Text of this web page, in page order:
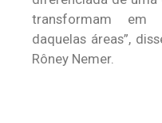
transformam em
daquelas áreas”,
Rôney Nemer.